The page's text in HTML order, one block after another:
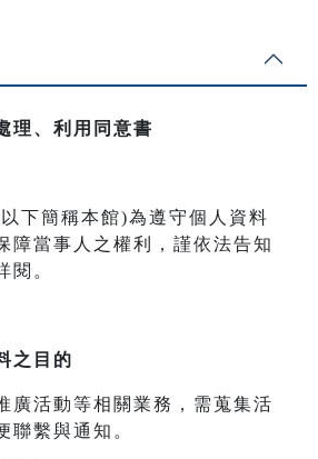
理、利用同意書
下簡稱本館)為遵守個人資料
障當事人之權利，謹依法告知
閱。
之目的
廣活動等相關業務，需蒐集活
聯繫與通知。